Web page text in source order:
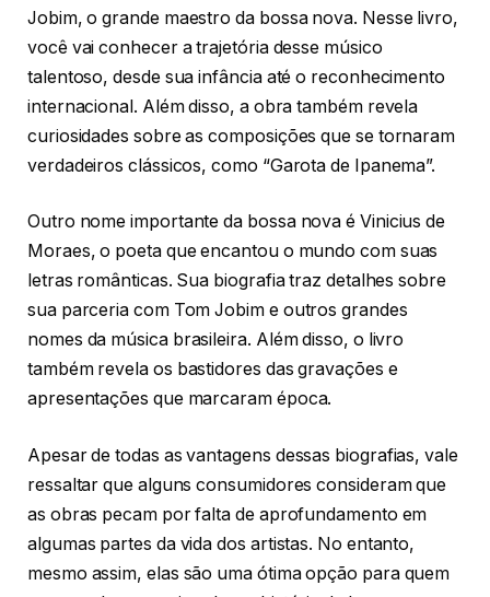
Jobim, o grande maestro da bossa nova. Nesse livro,
você vai conhecer a trajetória desse músico
talentoso, desde sua infância até o reconhecimento
internacional. Além disso, a obra também revela
curiosidades sobre as composições que se tornaram
verdadeiros clássicos, como “Garota de Ipanema”.
Outro nome importante da bossa nova é Vinicius de
Moraes, o poeta que encantou o mundo com suas
letras românticas. Sua biografia traz detalhes sobre
sua parceria com Tom Jobim e outros grandes
nomes da música brasileira. Além disso, o livro
também revela os bastidores das gravações e
apresentações que marcaram época.
Apesar de todas as vantagens dessas biografias, vale
ressaltar que alguns consumidores consideram que
as obras pecam por falta de aprofundamento em
algumas partes da vida dos artistas. No entanto,
mesmo assim, elas são uma ótima opção para quem